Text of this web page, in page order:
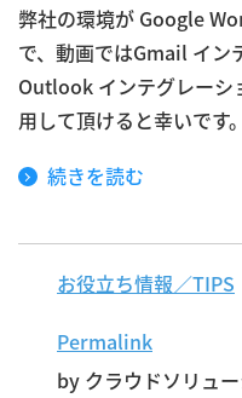
弊社の環境が Google
で、動画ではGmail イン
Outlook インテグレーシ
用して頂けると幸いです。
続きを読む
お役立ち情報／TIPS
Permalink
by クラウドソリュ